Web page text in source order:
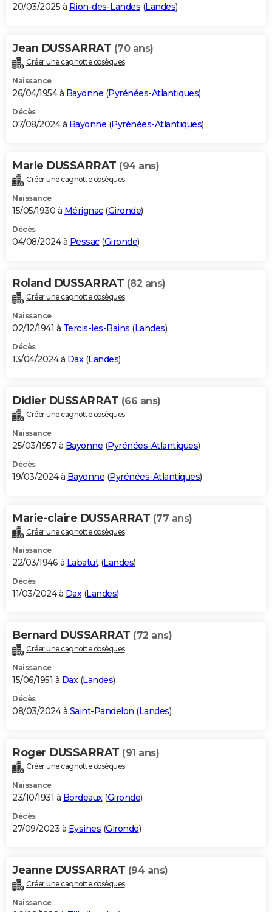
20/03/2025 à Rion-des-Landes (Landes)
Jean DUSSARRAT (70 ans)
Créer une cagnotte obsèques
Naissance
26/04/1954 à Bayonne (Pyrénées-Atlantiques)
Décès
07/08/2024 à Bayonne (Pyrénées-Atlantiques)
Marie DUSSARRAT (94 ans)
Créer une cagnotte obsèques
Naissance
15/05/1930 à Mérignac(Gironde)
Décès
04/08/2024 à Pessac(Gironde)
Roland DUSSARRAT (82 ans)
Créer une cagnotte obsèques
Naissance
02/12/1941 à Tercis-les-Bains (Landes)
Décès
13/04/2024 à Dax(Landes)
Didier DUSSARRAT (66 ans)
Créer une cagnotte obsèques
Naissance
25/03/1957 à Bayonne (Pyrénées-Atlantiques)
Décès
19/03/2024 à Bayonne (Pyrénées-Atlantiques)
Marie-claire DUSSARRAT (77 ans)
Créer une cagnotte obsèques
Naissance
22/03/1946 à Labatut(Landes)
Décès
11/03/2024 à Dax(Landes)
Bernard DUSSARRAT (72 ans)
Créer une cagnotte obsèques
Naissance
15/06/1951 à Dax(Landes)
Décès
08/03/2024 à Saint-Pandelon (Landes)
Roger DUSSARRAT (91 ans)
Créer une cagnotte obsèques
Naissance
23/10/1931 à Bordeaux(Gironde)
Décès
27/09/2023 à Eysines (Gironde)
Jeanne DUSSARRAT (94 ans)
Créer une cagnotte obsèques
Naissance